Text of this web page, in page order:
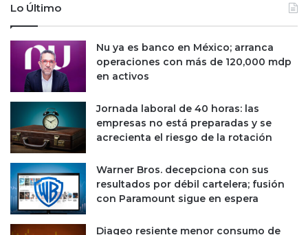
Lo Último
Nu ya es banco en México; arranca
operaciones con más de 120,000 mdp
en activos
Jornada laboral de 40 horas: las
empresas no está preparadas y se
acrecienta el riesgo de la rotación
Warner Bros. decepciona con sus
resultados por débil cartelera; fusión
con Paramount sigue en espera
Diageo resiente menor consumo de